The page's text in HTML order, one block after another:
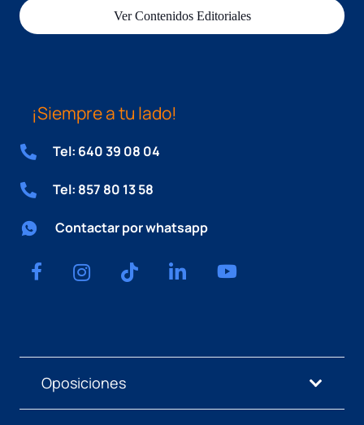
Ver Contenidos Editoriales
¡Siempre a tu lado!
Tel: 640 39 08 04
Tel: 857 80 13 58
Contactar por whatsapp
Oposiciones